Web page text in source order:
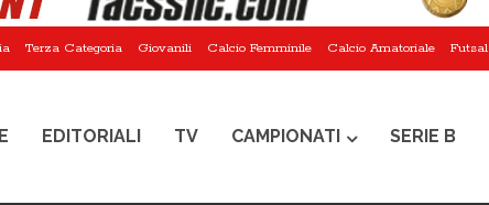
Terza Categoria Giovanili Calcio Femminile Calcio Amatoriale Futsal
EDITORIALI TV CAMPIONATI SERIE B